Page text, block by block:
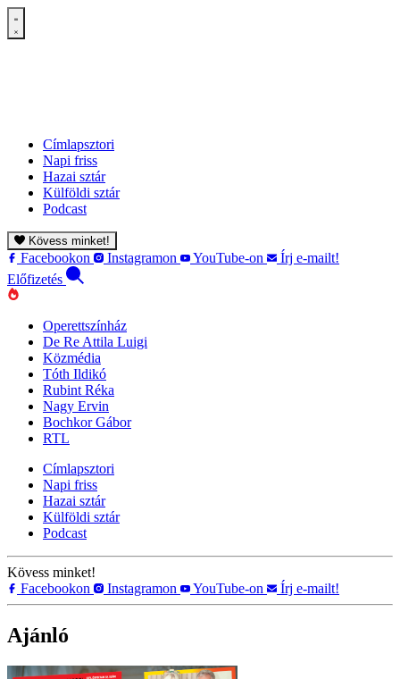
Címlapsztori
Napi friss
Hazai sztár
Külföldi sztár
Podcast
Kövess minket!
Facebookon Instagramon YouTube-on
Írj e-mailt!
Előfizetés
Operettszínház
De Re Attila Luigi
Közmédia
Tóth Ildikó
Rubint Réka
Nagy Ervin
Bochkor Gábor
RTL
Címlapsztori
Napi friss
Hazai sztár
Külföldi sztár
Podcast
Kövess minket!
Facebookon
Instagramon YouTube-on Írj e-mailt!
Ajánló